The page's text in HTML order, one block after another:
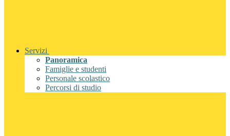
Servizi
Panoramica
Famiglie e studenti
Personale scolastico
Percorsi di studio